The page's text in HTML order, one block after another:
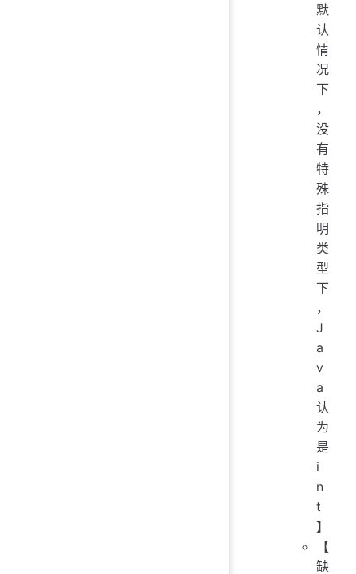
默
认
情
况
下
，
没
有
特
殊
指
明
类
型
下
，
J
a
v
a
认
为
是
i
n
t
】
【
缺